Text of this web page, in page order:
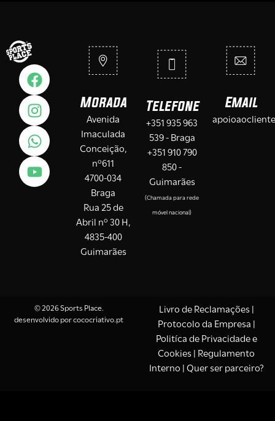
Morada
Avenida
Imaculada
Conceição,
nº611
4700-034
Braga
Rua 25 de
Abril nº 30 H,
4835-400
Guimarães
Telefone
+351 935 963
539 - Braga
+351 910 790
850 -
Guimarães
(Chamada para rede
móvel nacional)
Email
© 2026 Sports Place.
desenvolvido porcococriativo.pt
Livro de Reclamações
Protocolo da Empresa
Politíca de Privacidade e
Cookies | Regulamento
Interno | Quer ser parceiro?